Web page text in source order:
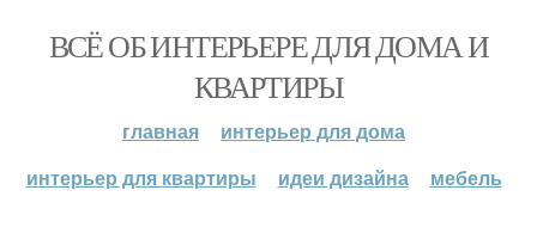
ВСЁ ОБ ИНТЕРЬЕРЕ ДЛЯ ДОМА И
КВАРТИРЫ
главная
интерьер для дома
интерьер для квартиры
идеи дизайна мебель